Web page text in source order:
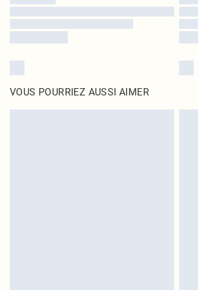
VOUS POURRIEZ AUSSI AIMER